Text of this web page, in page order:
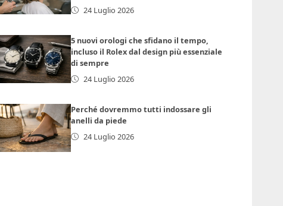
24 Luglio 2026
5 nuovi orologi che sfidano il tempo,
incluso il Rolex dal design più essenziale
di sempre
24 Luglio 2026
Perché dovremmo tutti indossare gli
anelli da piede
24 Luglio 2026